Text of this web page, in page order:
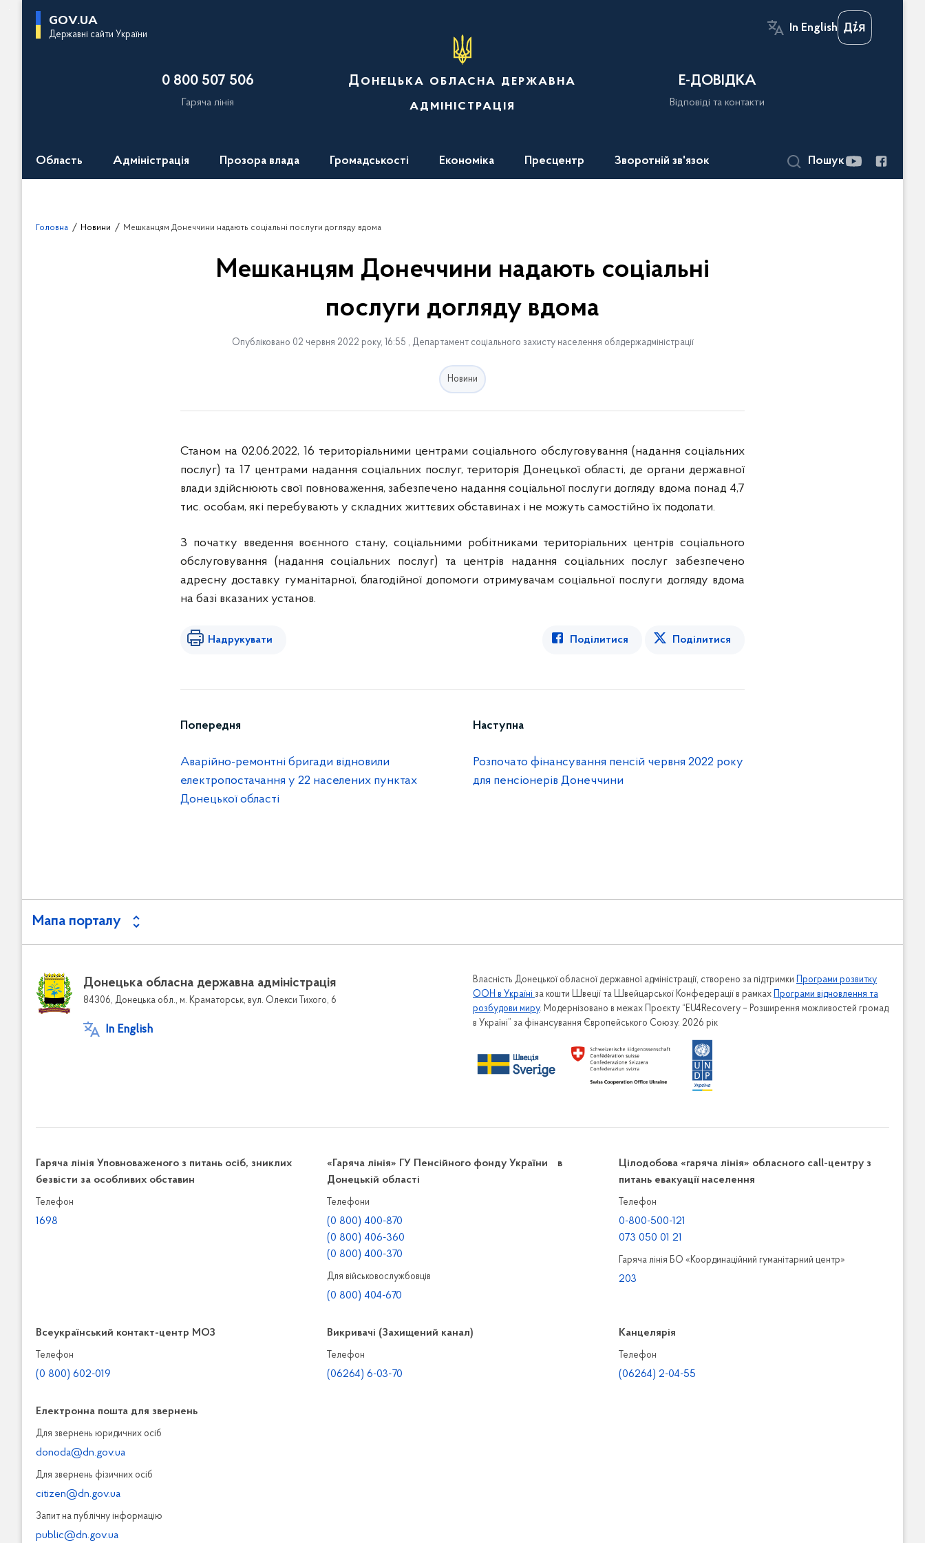
GOV.UA
Державні сайти України
In English
0 800 507 506
Гаряча лінія
Донецька обласна державна
адміністрація
Е-ДОВІДКА
Відповіді та контакти
Область Адміністрація Прозора влада Громадськості Економіка Пресцентр Зворотній зв'язок Пошук
Головна Новини Мешканцям Донеччини надають соціальні послуги догляду вдома
Мешканцям Донеччини надають соціальні
послуги догляду вдома
Опубліковано 02 червня 2022 року, 16:55 , Департамент соціального захисту населення облдержадміністрації
Новини
Станом на 02.06.2022, 16 територіальними центрами соціального обслуговування (надання соціальних
послуг) та 17 центрами надання соціальних послуг, територія Донецької області, де органи державної
влади здійснюють свої повноваження, забезпечено надання соціальної послуги догляду вдома понад 4,7
тис. особам, які перебувають у складних життєвих обставинах і не можуть самостійно їх подолати.
З початку введення воєнного стану, соціальними робітниками територіальних центрів соціального
обслуговування (надання соціальних послуг) та центрів надання соціальних послуг забезпечено
адресну доставку гуманітарної, благодійної допомоги отримувачам соціальної послуги догляду вдома
на базі вказаних установ.
Надрукувати Поділитися Поділитися
Попередня
Аварійно-ремонтні бригади відновили
електропостачання у 22 населених пунктах
Донецької області
Наступна
Розпочато фінансування пенсій червня 2022 року
для пенсіонерів Донеччини
Мапа порталу
Донецька обласна державна адміністрація
84306, Донецька обл., м. Краматорськ, вул. Олекси Тихого, 6
In English
Власність Донецької обласної державної адміністрації, створено за підтримки Програми розвитку
ООН в Україні за кошти Швеції та Швейцарської Конфедерації в рамках Програми відновлення та
розбудови миру. Модернізовано в межах Проєкту “EU4Recovery – Розширення можливостей громад
в Україні” за фінансування Європейського Союзу. 2026 рік
Гаряча лінія Уповноваженого з питань осіб, зниклих
безвісти за особливих обставин
Телефон
1698
«Гаряча лінія» ГУ Пенсійного фонду України в
Донецькій області
Телефони
(0 800) 400-870
(0 800) 406-360
(0 800) 400-370
Для військовослужбовців
(0 800) 404-670
Цілодобова «гаряча лінія» обласного call-центру з
питань евакуації населення
Телефон
0-800-500-121
073 050 01 21
Гаряча лінія БО «Координаційний гуманітарний центр»
203
Всеукраїнський контакт-центр МОЗ
Телефон
(0 800) 602-019
Викривачі (Захищений канал)
Телефон
(06264) 6-03-70
Канцелярiя
Телефон
(06264) 2-04-55
Електронна пошта для звернень
Для звернень юридичних осiб
donoda@dn.gov.ua
Для звернень фізичних осiб
citizen@dn.gov.ua
Запит на публiчну інформацiю
public@dn.gov.ua